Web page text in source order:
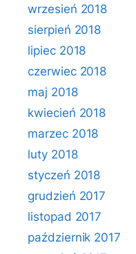
wrzesień 2018
sierpień 2018
lipiec 2018
czerwiec 2018
maj 2018
kwiecień 2018
marzec 2018
luty 2018
styczeń 2018
grudzień 2017
listopad 2017
październik 2017